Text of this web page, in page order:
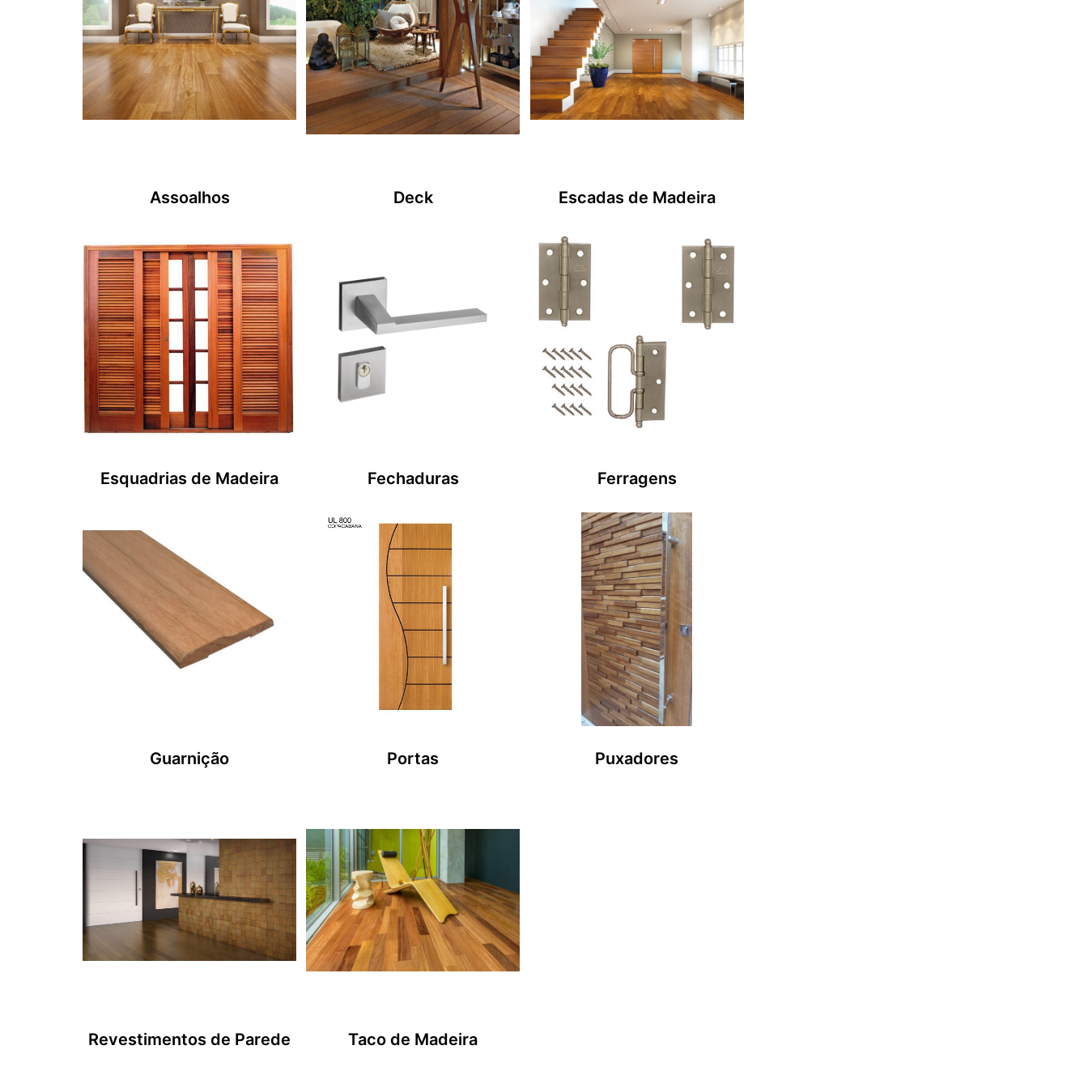
Assoalhos Deck Escadas de Madeira
Esquadrias de Madeira Fechaduras Ferragens
Guarnição Portas Puxadores
Revestimentos de Parede Taco de Madeira